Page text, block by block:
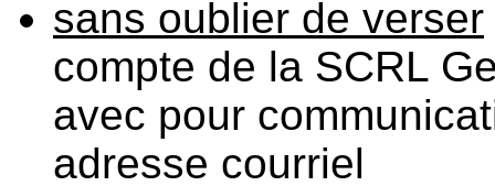
sans oublier de verser
compte de la SCRL
avec pour
adresse courriel